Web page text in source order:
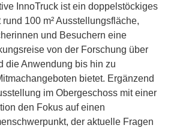
InnoTruck ist ein doppelstöckiges
100 m² Ausstellungsfläche,
und Besuchern eine
von der Forschung über
die Anwendung bis hin zu
bietet. Ergänzend
im Obergeschoss mit einer
den Fokus auf einen
der aktuelle Fragen